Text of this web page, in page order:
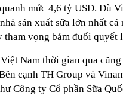
mức 4,6 tỷ USD. Dù
sản xuất sữa lớn nhất
tham vọng bám đuổi quyết
Nam thời gian qua
cạnh TH Group và
Công ty Cổ phần Sữa